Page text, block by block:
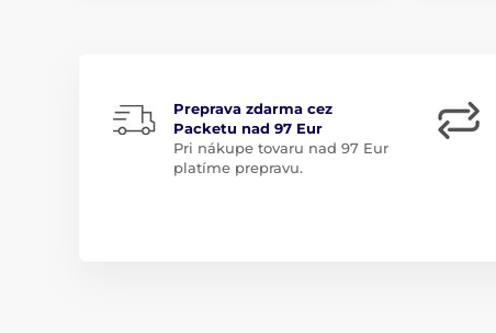
Preprava zdarma cez
Packetu nad 97 Eur
Pri nákupe tovaru nad 97 Eur
platíme prepravu.